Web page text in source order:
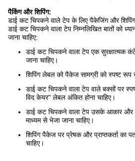
पैकिंग और शिपिंग:
डाई कट चिपकने वाले टेप के लिए पैकेजिंग और शिपिंग
डाई कट चिपकने वाला टेप निम्नलिखित बातों को
जाना चाहिए:
डाई कट चिपकने वाला टेप एक सुरक्षात्मक
जाना चाहिए।
शिपिंग लेबल को पैकेज सामग्री को स्पष्ट रूप
डाई कट चिपकने वाला टेप वाले बक्सों पर
विद केयर" लेबल अंकित होना चाहिए।
डाई कट चिपकने वाला टेप उसके आकार
माध्यम से भेजा जाना चाहिए।
शिपिंग पैकेज पर प्रेषक और प्राप्तकर्ता का
चाहिए।